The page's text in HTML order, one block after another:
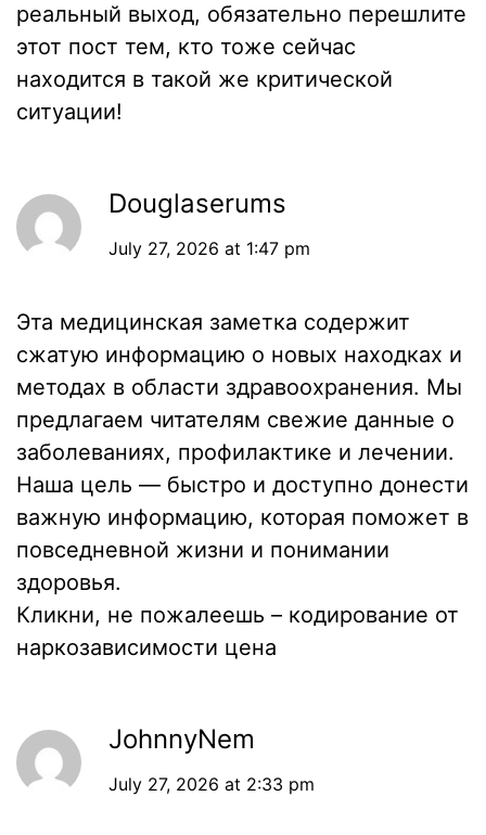
реальный выход, обязательно перешлите
этот пост тем, кто тоже сейчас
находится в такой же критической
ситуации!
Douglaserums
July 27, 2026 at 1:47 pm
Эта медицинская заметка содержит
сжатую информацию о новых находках и
методах в области здравоохранения. Мы
предлагаем читателям свежие данные о
заболеваниях, профилактике и лечении.
Наша цель — быстро и доступно донести
важную информацию, которая поможет в
повседневной жизни и понимании
здоровья.
Кликни, не пожалеешь – кодирование от
наркозависимости цена
JohnnyNem
July 27, 2026 at 2:33 pm